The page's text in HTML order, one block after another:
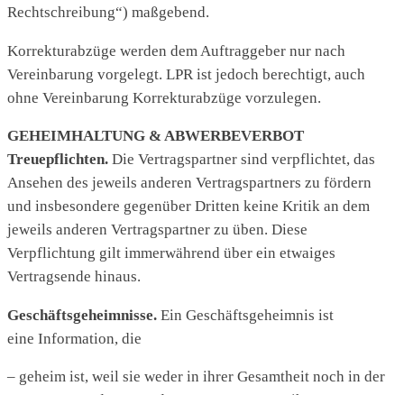
Rechtschreibung“) maßgebend.
Korrekturabzüge werden dem Auftraggeber nur nach
Vereinbarung vorgelegt. LPR ist jedoch berechtigt, auch
ohne Vereinbarung Korrekturabzüge vorzulegen.
GEHEIMHALTUNG & ABWERBEVERBOT
Treuepflichten. Die Vertragspartner sind verpflichtet, das
Ansehen des jeweils anderen Vertragspartners zu fördern
und insbesondere gegenüber Dritten keine Kritik an dem
jeweils anderen Vertragspartner zu üben. Diese
Verpflichtung gilt immerwährend über ein etwaiges
Vertragsende hinaus.
Geschäftsgeheimnisse. Ein Geschäftsgeheimnis ist
eine Information, die
– geheim ist, weil sie weder in ihrer Gesamtheit noch in der